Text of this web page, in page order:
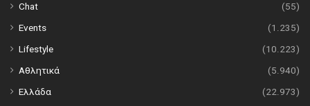
Chat
(55)
Events
(1.235)
Lifestyle
(10.223)
Αθλητικά
(5.940)
Ελλάδα
(22.973)